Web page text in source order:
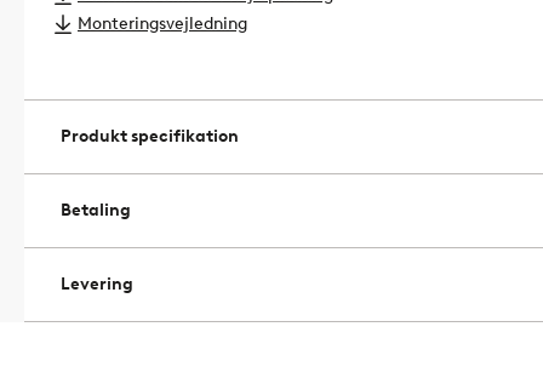
indeholder træ, der er fældet ved ansvarlig skovdrift, som
Monteringsvejledning
Produkt specifikation
Betaling
Levering